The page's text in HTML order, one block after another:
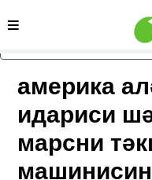
асаслиқ мәзмунға
сәһипә
америка
идариси
марсни